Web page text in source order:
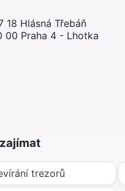
18 Hlásná Třebáň
00 Praha 4 - Lhotka
trezorů